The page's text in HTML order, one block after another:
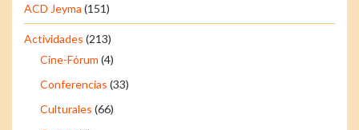
ACD Jeyma (151)
Actividades (213)
Cine-Fórum (4)
Conferencias (33)
Culturales (66)